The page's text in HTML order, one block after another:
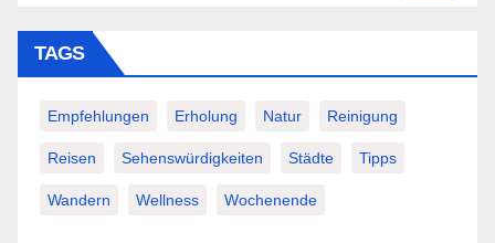
TAGS
Empfehlungen Erholung Natur Reinigung
Reisen Sehenswürdigkeiten Städte Tipps
Wandern Wellness Wochenende